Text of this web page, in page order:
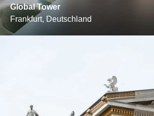
Global Tower
Frankfurt, Deutschland